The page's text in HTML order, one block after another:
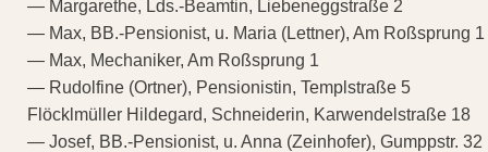
— Margarethe, Lds.-Beamtin, Liebeneggstraße 2
— Max, BB.-Pensionist, u. Maria (Lettner), Am Roßsprung 1
— Max, Mechaniker, Am Roßsprung 1
— Rudolfine (Ortner), Pensionistin, Templstraße 5
Flöcklmüller Hildegard, Schneiderin, Karwendelstraße 18
— Josef, BB.-Pensionist, u. Anna (Zeinhofer), Gumppstr. 32